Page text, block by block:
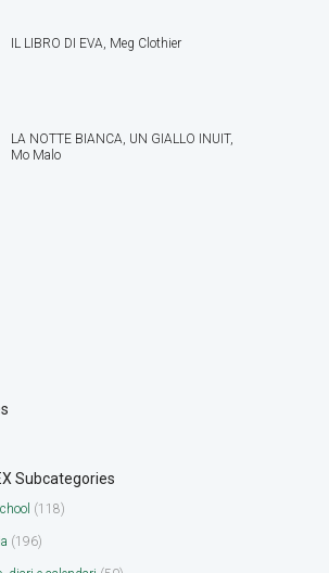
IL LIBRO DI EVA, Meg Clothier
LA NOTTE BIANCA, UN GIALLO INUIT,
Mo Malo
Subcategories
(118)
(196)